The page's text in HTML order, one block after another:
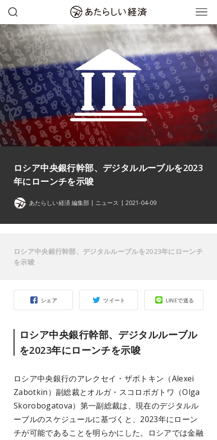
ロシア中央銀行幹部、デジタルルーブルを2023
年にローンチを示唆
あたらしい経済 編集部 ニュース 2021-04-09
シェア ツイート LINEで送る
ロシア中央銀行幹部、デジタルルーブル
を2023年にローンチを示唆
ロシア中央銀行のアレクセイ・ザボトキン（Alexei
Zabotkin）副総裁とオルガ・スコロボガトワ（Olga
Skorobogatova）第一副総裁は、現在のデジタルル
ーブルのスケジュールに基づくと、2023年にローン
チが可能であることを明らかにした。ロシアでは金融
ロシア中央銀行幹部、デジタルルーブルを2023年にローンチ
を示唆